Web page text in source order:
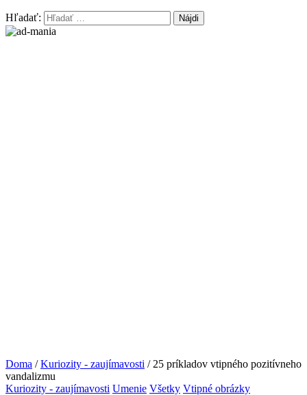
Hľadať:
Doma /Kuriozity - zaujímavosti / 25 príkladov vtipného pozitívneho
vandalizmu
Kuriozity - zaujímavosti Umenie Všetky Vtipné obrázky